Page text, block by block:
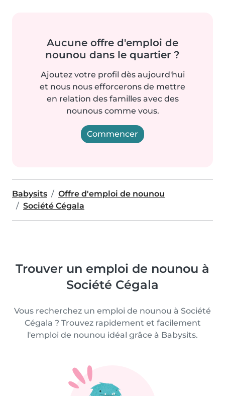
Aucune offre d'emploi de
nounou dans le quartier ?
Ajoutez votre profil dès aujourd'hui
et nous nous efforcerons de mettre
en relation des familles avec des
nounous comme vous.
Commencer
Babysits
Offre d'emploi de nounou
Société Cégala
Trouver un emploi de nounou à
Société Cégala
Vous recherchez un emploi de nounou à Société
Cégala ? Trouvez rapidement et facilement
l'emploi de nounou idéal grâce à Babysits.